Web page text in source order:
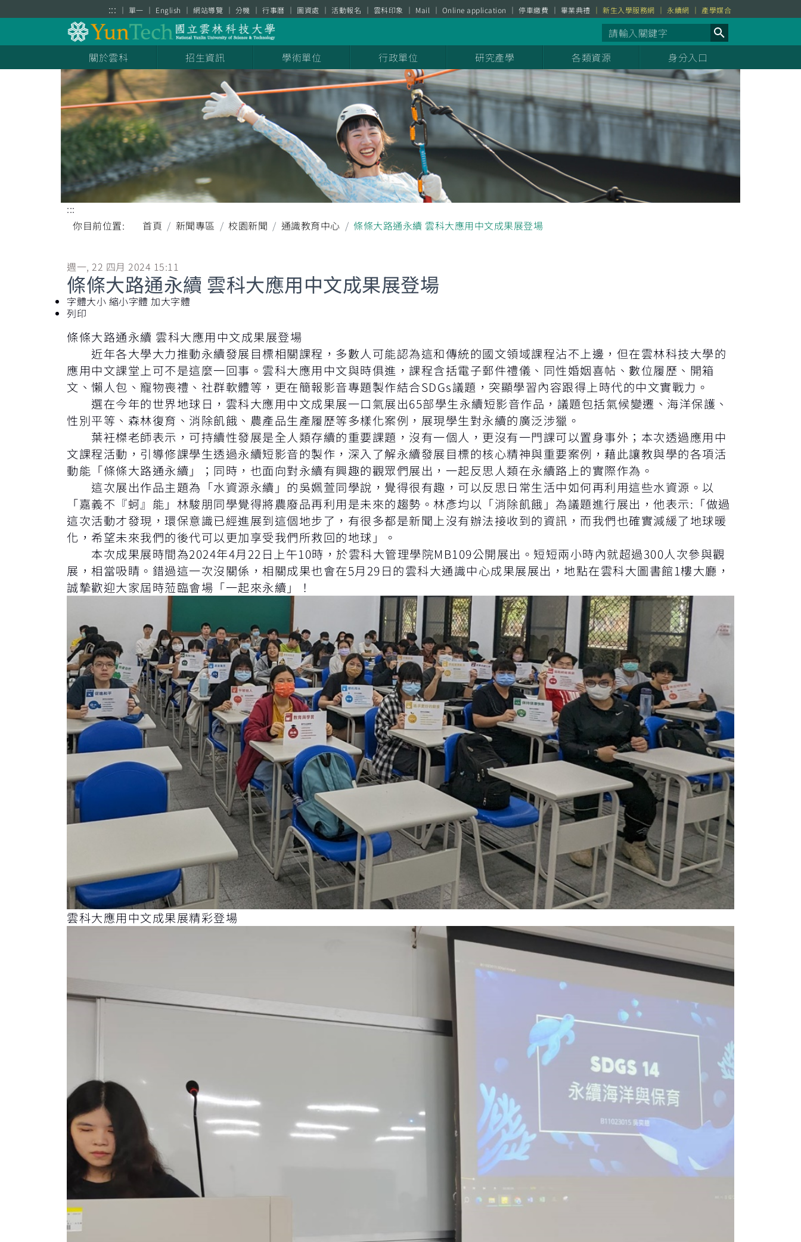
::: 單一 English 網站導覽 分機 行事曆 圖資處 活動報名 雲科印象 Mail Online application 停車繳費 畢業典禮 新生入學服務網 永續網 產學媒合
關於雲科 招生資訊 學術單位 行政單位 研究產學 各類資源 身分入口
:::
你目前位置:
首頁 新聞專區 校園新聞 通識教育中心 條條大路通永續 雲科大應用中文成果展登場
週一, 22 四月 2024 15:11
條條大路通永續 雲科大應用中文成果展登場
字體大小 縮小字體 加大字體
列印
條條大路通永續 雲科大應用中文成果展登場
近年各大學大力推動永續發展目標相關課程，多數人可能認為這和傳統的國文領域課程沾不上邊，但在雲林科技大學的
應用中文課堂上可不是這麼一回事。雲科大應用中文與時俱進，課程含括電子郵件禮儀、同性婚姻喜帖、數位履歷、開箱
文、懶人包、寵物喪禮、社群軟體等，更在簡報影音專題製作結合SDGs議題，突顯學習內容跟得上時代的中文實戰力。
選在今年的世界地球日，雲科大應用中文成果展一口氣展出65部學生永續短影音作品，議題包括氣候變遷、海洋保護、
性別平等、森林復育、消除飢餓、農產品生產履歷等多樣化案例，展現學生對永續的廣泛涉獵。
葉衽榤老師表示，可持續性發展是全人類存續的重要課題，沒有一個人，更沒有一門課可以置身事外；本次透過應用中
文課程活動，引導修課學生透過永續短影音的製作，深入了解永續發展目標的核心精神與重要案例，藉此讓教與學的各項活
動能「條條大路通永續」；同時，也面向對永續有興趣的觀眾們展出，一起反思人類在永續路上的實際作為。
這次展出作品主題為「水資源永續」的吳姵萱同學說，覺得很有趣，可以反思日常生活中如何再利用這些水資源。以
「嘉義不『蚵』能」林駿朋同學覺得將農廢品再利用是未來的趨勢。林彥均以「消除飢餓」為議題進行展出，他表示:「做過
這次活動才發現，環保意識已經進展到這個地步了，有很多都是新聞上沒有辦法接收到的資訊，而我們也確實減緩了地球暖
化，希望未來我們的後代可以更加享受我們所救回的地球」。
本次成果展時間為2024年4月22日上午10時，於雲科大管理學院MB109公開展出。短短兩小時內就超過300人次參與觀
展，相當吸睛。錯過這一次沒關係，相關成果也會在5月29日的雲科大通識中心成果展展出，地點在雲科大圖書館1樓大廳，
誠摯歡迎大家屆時蒞臨會場「一起來永續」！
雲科大應用中文成果展精彩登場